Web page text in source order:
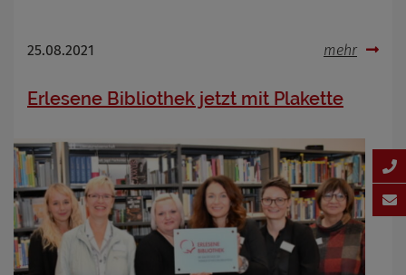
25.08.2021 mehr
Erlesene Bibliothek jetzt mit Plakette